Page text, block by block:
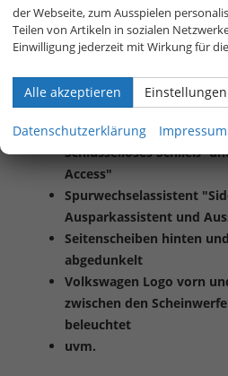
mit Schaltwippen
Vordersitze beheizbar
Android Auto
Parkassistent "Park
Rückfahrkamera "Rear
Schlüsselloses Schließ-
Access"
Spurwechselassistent
Ausparkassistent und
Seitenscheiben hinten
abgedunkelt
Volkswagen Logo vorn
zwischen den
beleuchtet
uvm.
der Webseite, zum Ausspielen
Teilen von Artikeln in sozialen
Einwilligung jederzeit mit Wirkung für
Alle akzeptieren Einstellungen
Datenschutzerklärung Impressum